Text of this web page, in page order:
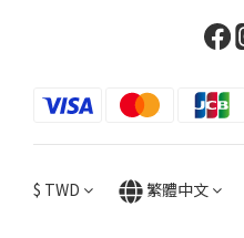
$ TWD 繁體中文